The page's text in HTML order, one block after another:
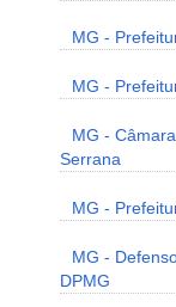
MG -
MG -
MG -
Serrana
MG -
MG -
DPMG